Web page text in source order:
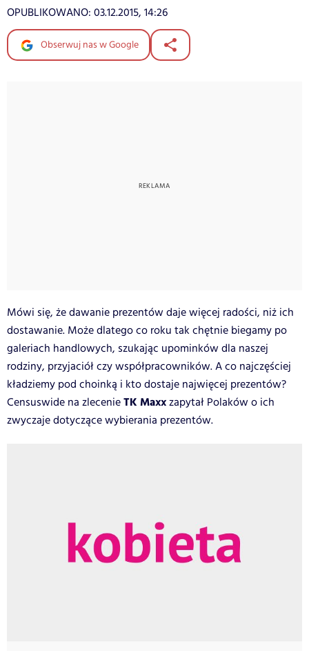
OPUBLIKOWANO: 03.12.2015, 14:26
Obserwuj nas w Google
Mówi się, że dawanie prezentów daje więcej radości, niż ich
dostawanie. Może dlatego co roku tak chętnie biegamy po
galeriach handlowych, szukając upominków dla naszej
rodziny, przyjaciół czy współpracowników. A co najczęściej
kładziemy pod choinką i kto dostaje najwięcej prezentów?
Censuswide na zlecenieTK Maxxzapytał Polaków o ich
zwyczaje dotyczące wybierania prezentów.